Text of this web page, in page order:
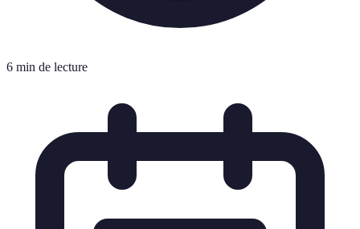
6 min de lecture